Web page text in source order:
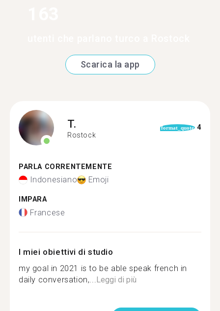
Scarica la app
T.
Rostock
format_quote 4
PARLA CORRENTEMENTE
Indonesiano Emoji
IMPARA
Francese
I miei obiettivi di studio
my goal in 2021 is to be able speak french in
daily conversation,... Leggi di più